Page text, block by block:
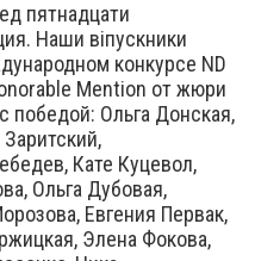
пятнадцати
Наши віпускники
конкурсе ND
Mention от жюри
победой: Ольга Донская,
Кате Куцевол,
Ольга Дубовая,
Евгения Первак,
Элена Фокова,